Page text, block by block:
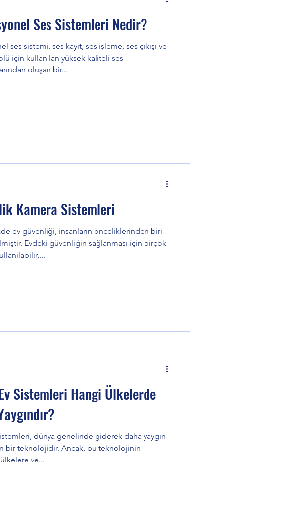
Ses Sistemleri Nedir?
ses sistemi, ses kayıt, ses işleme, ses çıkışı ve
için kullanılan yüksek kaliteli ses
oluşan bir...
Kamera Sistemleri
ev güvenliği, insanların önceliklerinden biri
Evdeki güvenliğin sağlanması için birçok
Sistemleri Hangi Ülkelerde
dünya genelinde giderek daha yaygın
bir teknolojidir. Ancak, bu teknolojinin
ülkelere ve...